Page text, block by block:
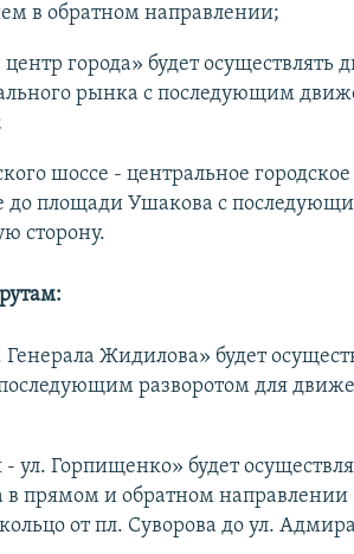
в обратном направлении;
города» будет осуществлять
рынка с последующим
шоссе - центральное городское
до площади Ушакова с
сторону.
Жидилова» будет
разворотом для
ул. Горпищенко» будет
прямом и обратном направлении
от пл. Суворова до ул.